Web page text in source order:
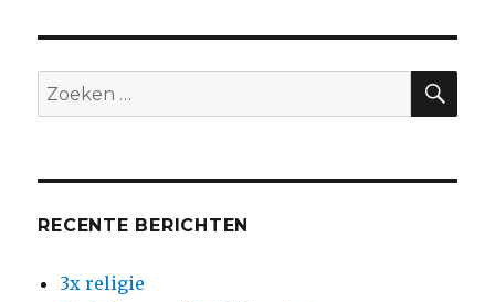
is?
Zoeken
naar:
RECENTE BERICHTEN
3x religie